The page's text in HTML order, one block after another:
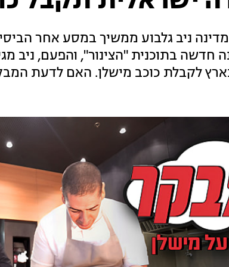
ניב גלבוע ממשיך במסע אחר
חדשה בתוכנית "הצינור", והפעם, ניב
לקבלת כוכב מישלן. האם לדעת